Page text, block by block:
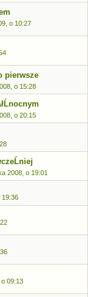
o 10:27
pierwsze
o 15:28
o 20:15
2008, o 19:01
19:36
09:13